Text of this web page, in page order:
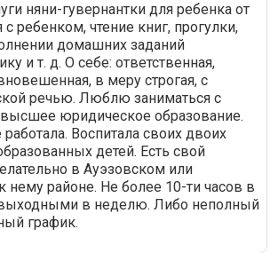
няни-гувернантки для ребенка от
с ребенком, чтение книг, прогулки,
домашних заданий
и т. д. О себе: ответственная,
в меру строгая, с
речью. Люблю заниматься с
юридическое образование.
Воспитала своих двоих
детей. Есть свой
в Ауэзовском или
районе. Не более 10-ти часов в
в неделю. Либо неполный
график.